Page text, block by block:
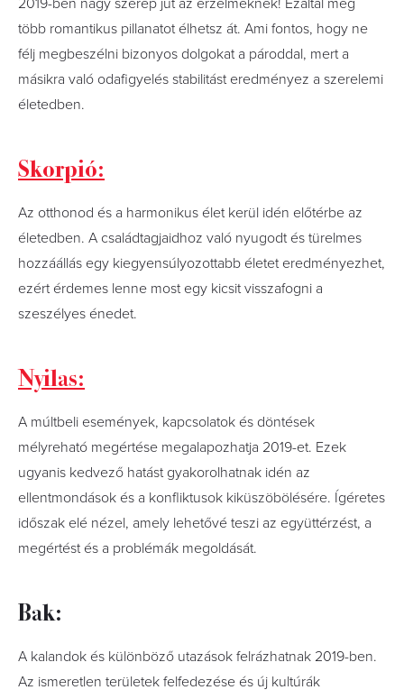
2019-ben nagy szerep jut az érzelmeknek! Ezáltal még
több romantikus pillanatot élhetsz át. Ami fontos, hogy ne
félj megbeszélni bizonyos dolgokat a pároddal, mert a
másikra való odafigyelés stabilitást eredményez a szerelemi
életedben.
Skorpió:
Az otthonod és a harmonikus élet kerül idén előtérbe az
életedben. A családtagjaidhoz való nyugodt és türelmes
hozzáállás egy kiegyensúlyozottabb életet eredményezhet,
ezért érdemes lenne most egy kicsit visszafogni a
szeszélyes énedet.
Nyilas:
A múltbeli események, kapcsolatok és döntések
mélyreható megértése megalapozhatja 2019-et. Ezek
ugyanis kedvező hatást gyakorolhatnak idén az
ellentmondások és a konfliktusok kiküszöbölésére. Ígéretes
időszak elé nézel, amely lehetővé teszi az együttérzést, a
megértést és a problémák megoldását.
Bak:
A kalandok és különböző utazások felrázhatnak 2019-ben.
Az ismeretlen területek felfedezése és új kultúrák